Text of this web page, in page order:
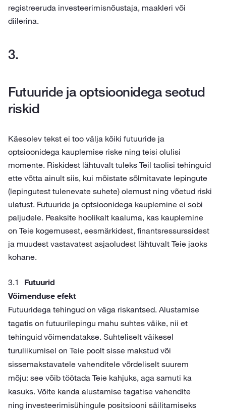
registreeruda investeerimisnõustaja, maakleri või
diilerina.
Futuuride ja optsioonidega seotud
riskid
Käesolev tekst ei too välja kõiki futuuride ja
optsioonidega kauplemise riske ning teisi olulisi
momente. Riskidest lähtuvalt tuleks Teil taolisi tehinguid
ette võtta ainult siis, kui mõistate sõlmitavate lepingute
(lepingutest tulenevate suhete) olemust ning võetud riski
ulatust. Futuuride ja optsioonidega kauplemine ei sobi
paljudele. Peaksite hoolikalt kaaluma, kas kauplemine
on Teie kogemusest, eesmärkidest, finantsressurssidest
ja muudest vastavatest asjaoludest lähtuvalt Teie jaoks
kohane.
Futuurid
Võimenduse efekt
Futuuridega tehingud on väga riskantsed. Alustamise
tagatis on futuurilepingu mahu suhtes väike, nii et
tehinguid võimendatakse. Suhteliselt väikesel
turuliikumisel on Teie poolt sisse makstud või
sissemakstavatele vahenditele võrdeliselt suurem
mõju: see võib töötada Teie kahjuks, aga samuti ka
kasuks. Võite kanda alustamise tagatise vahendite
ning investeerimisühingule positsiooni säilitamiseks